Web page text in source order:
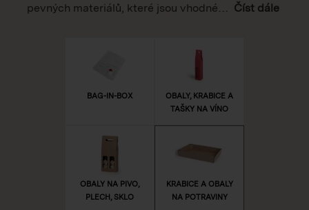
pevných materiálů, které jsou vhodné
Číst dále
BAG-IN-BOX
OBALY, KRABICE A
TAŠKY NA VÍNO
OBALY NA PIVO,
PLECH, SKLO
KRABICE A OBALY
NA POTRAVINY